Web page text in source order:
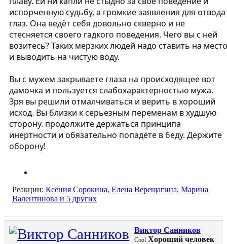
испорченную судьбу, а громкие заявления для отвода
глаз. Она ведёт себя довольно скверно и не
стесняется своего гадкого поведения. Чего вы с ней
возитесь? Таких мерзких людей надо ставить на место
и выводить на чистую воду.
Вы с мужем закрываете глаза на происходящее вот
дамочка и пользуется слабохарактерностью мужа.
Зря вы решили отмалчиваться и верить в хороший
исход. Вы близки к серьезным переменам в худшую
сторону. продолжите держаться принципа
инертности и обязательно попадёте в беду. Держите
оборону!
Реакции: Ксения Сорокина, Елена Верещагина, Марина
Валентинова и 5 других
Виктор Санников
Cool Хороший человек